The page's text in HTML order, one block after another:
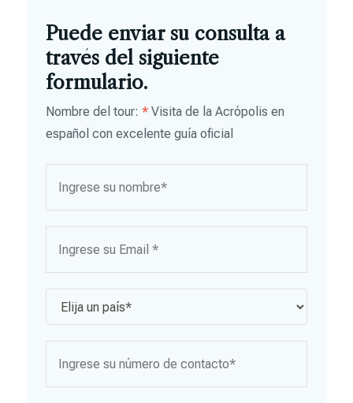
Puede enviar su consulta a
través del siguiente
formulario.
Nombre del tour: * Visita de la Acrópolis en
español con excelente guía oficial